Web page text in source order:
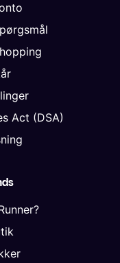
Act (DSA)